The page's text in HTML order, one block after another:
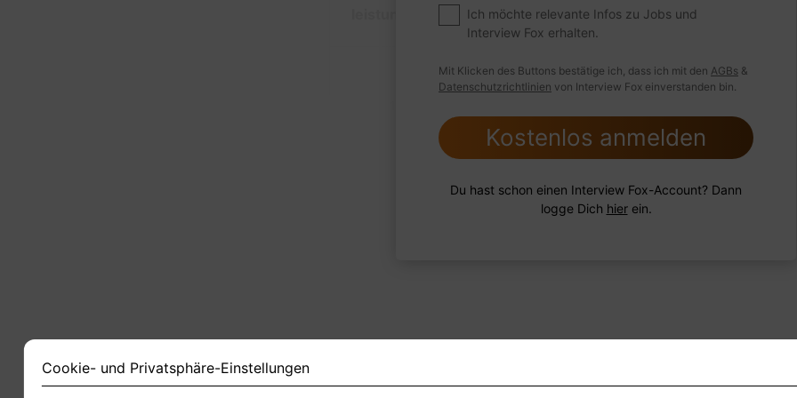
leistungsschwachen Mitarbeiter hatten?
Ich möchte relevante Infos zu Jobs und
Interview Fox erhalten.
Mit Klicken des Buttons bestätige ich, dass ich mit den AGBs &
Datenschutzrichtlinien von Interview Fox einverstanden bin.
Kostenlos anmelden
Du hast schon einen Interview Fox-Account? Dann
logge Dich hierein.
Cookie- und Privatsphäre-Einstellungen